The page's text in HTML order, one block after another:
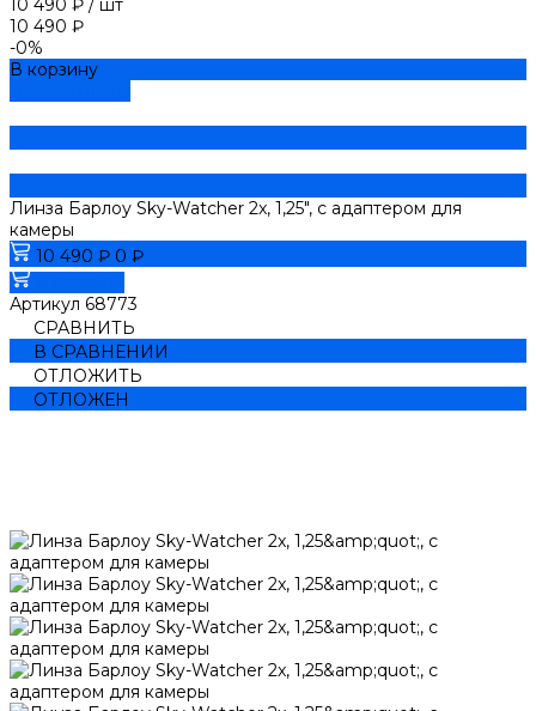
10 490 ₽
-0%
В корзину
Линза Барлоу Sky-Watcher 2x, 1,25", с адаптером для
камеры
10 490 ₽ 0 ₽
Артикул 68773
СРАВНИТЬ
В СРАВНЕНИИ
ОТЛОЖИТЬ
ОТЛОЖЕН